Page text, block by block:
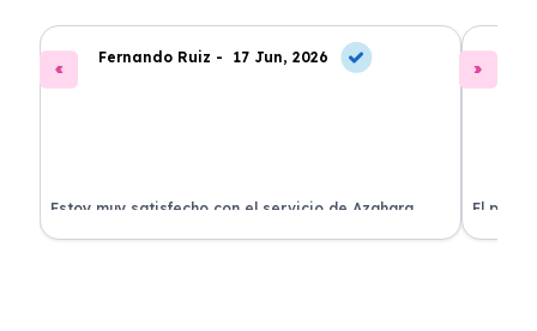
Fernando Ruiz - 17 Jun, 2026
Estoy muy satisfecho con el servicio de Azahara
Renting. El coche está en perfectas condiciones y el
El
llegó